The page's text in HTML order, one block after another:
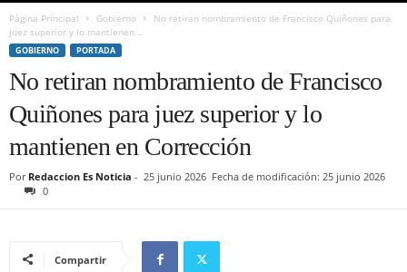
Página Principal Gobierno
No retiran nombramiento de Francisco Quiñones para
juez superior y lo mantienen...
GOBIERNO PORTADA
No retiran nombramiento de Francisco
Quiñones para juez superior y lo
mantienen en Corrección
Por Redaccion Es Noticia - 25 junio 2026 Fecha de modificación: 25 junio 2026
0
Compartir